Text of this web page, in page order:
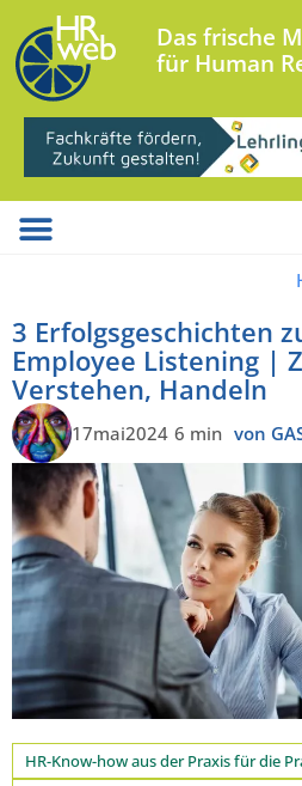
Das frische
für Human
3 Erfolgsgeschichten
Employee Listening |
Verstehen, Handeln
17mai2024 6 min von
HR-Know-how aus der Praxis für die